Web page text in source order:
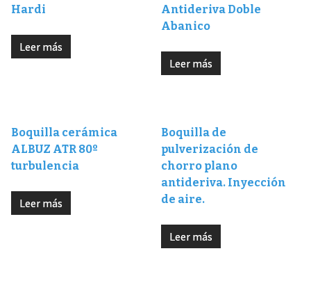
Hardi
Leer más
Antideriva Doble
Abanico
Leer más
Boquilla cerámica
ALBUZ ATR 80º
turbulencia
Leer más
Boquilla de
pulverización de
chorro plano
antideriva. Inyección
de aire.
Leer más